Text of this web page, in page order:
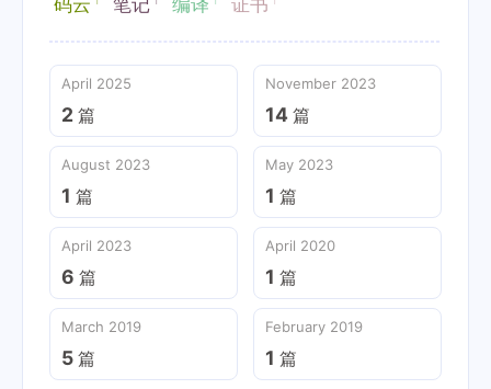
码云 笔记 编译 证书
April 2025
2 篇
November 2023
14 篇
August 2023
1 篇
May 2023
1 篇
April 2023
6 篇
April 2020
1 篇
March 2019
5 篇
February 2019
1 篇